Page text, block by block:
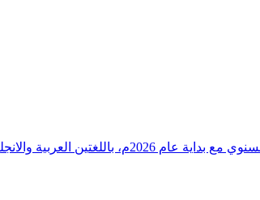
وقراءات دقيقة ورصدًا واستشرافًا وافيًا لكافة أ